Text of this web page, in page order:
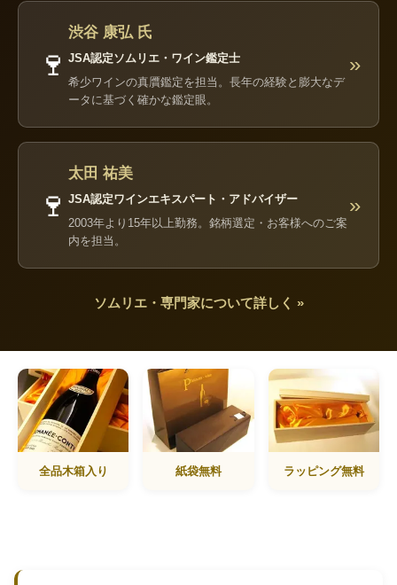
🍷
渋谷 康弘 氏
JSA認定ソムリエ・ワイン鑑定士
希少ワインの真贋鑑定を担当。長年の経験と膨大なデ
ータに基づく確かな鑑定眼。
»
🍷
太田 祐美
JSA認定ワインエキスパート・アドバイザー
2003年より15年以上勤務。銘柄選定・お客様へのご案
内を担当。
»
ソムリエ・専門家について詳しく »
全品木箱入り 紙袋無料 ラッピング無料